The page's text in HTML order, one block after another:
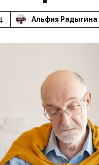
Альфия Радыгина